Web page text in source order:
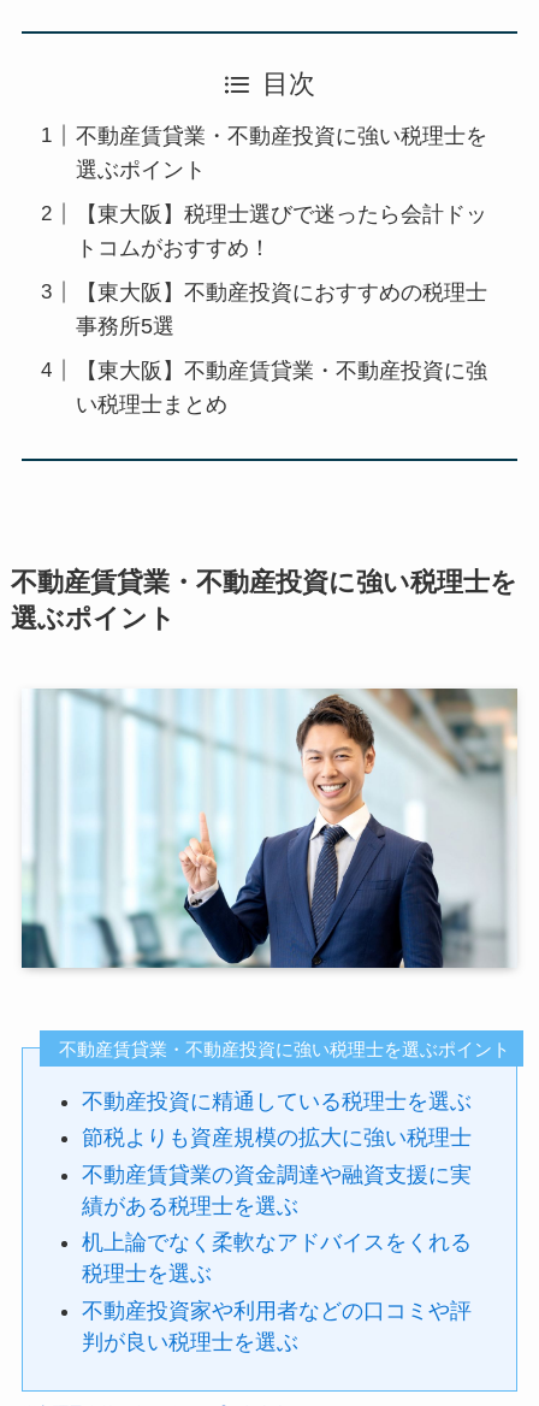
目次
不動産賃貸業・不動産投資に強い税理士を
選ぶポイント
【東大阪】税理士選びで迷ったら会計ドッ
トコムがおすすめ！
【東大阪】不動産投資におすすめの税理士
事務所5選
【東大阪】不動産賃貸業・不動産投資に強
い税理士まとめ
不動産賃貸業・不動産投資に強い税理士を
選ぶポイント
不動産賃貸業・不動産投資に強い税理士を選ぶポイント
不動産投資に精通している税理士を選ぶ
節税よりも資産規模の拡大に強い税理士
不動産賃貸業の資金調達や融資支援に実
績がある税理士を選ぶ
机上論でなく柔軟なアドバイスをくれる
税理士を選ぶ
不動産投資家や利用者などの口コミや評
判が良い税理士を選ぶ